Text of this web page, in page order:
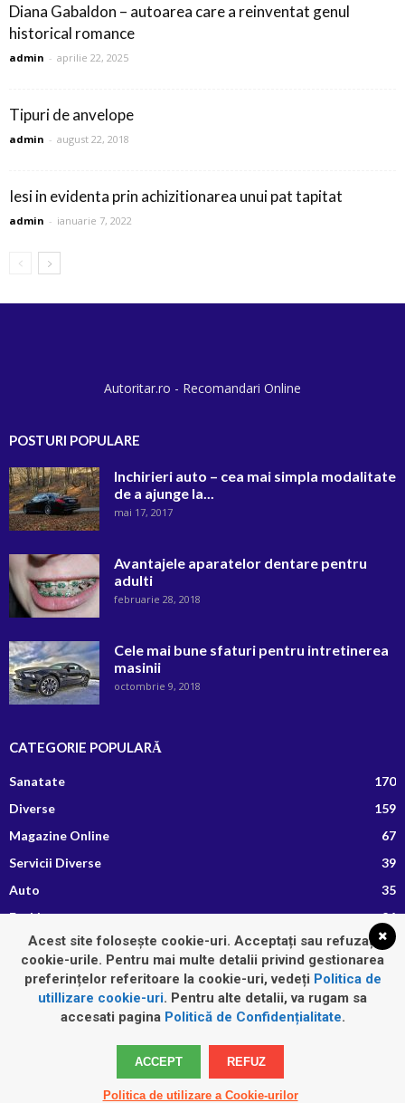
Diana Gabaldon – autoarea care a reinventat genul
historical romance
admin - aprilie 22, 2025
Tipuri de anvelope
admin - august 22, 2018
Iesi in evidenta prin achizitionarea unui pat tapitat
admin - ianuarie 7, 2022
Autoritar.ro - Recomandari Online
POSTURI POPULARE
Inchirieri auto – cea mai simpla modalitate
de a ajunge la...
mai 17, 2017
Avantajele aparatelor dentare pentru
adulti
februarie 28, 2018
Cele mai bune sfaturi pentru intretinerea
masinii
octombrie 9, 2018
CATEGORIE POPULARĂ
Sanatate
170
Diverse
159
Magazine Online
67
Servicii Diverse
39
Auto
35
Fashion
26
Afaceri si Finante
13
Retete Culinare
Diverse Fashion Imobiliare
Servicii Diverse
© Autoritar.ro
Acest site folosește cookie-uri. Acceptați sau refuzați
cookie-urile. Pentru mai multe detalii privind gestionarea
preferințelor referitoare la cookie-uri, vedeți Politica de
utillizare cookie-uri. Pentru alte detalii, va rugam sa
accesati pagina Politică de Confidențialitate.
ACCEPT REFUZ
Politica de utilizare a Cookie-urilor